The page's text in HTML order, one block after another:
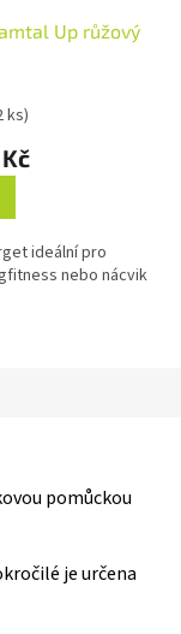
Up růžový
ks)
ideální pro
nebo nácvik
pomůckou
je určena